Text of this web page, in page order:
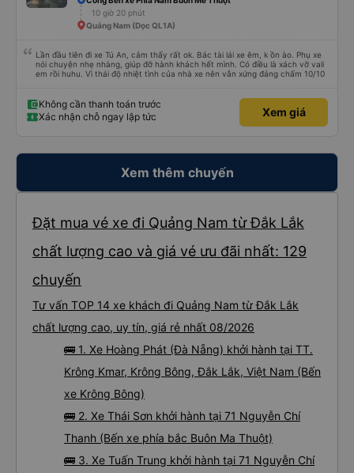
10 giờ 20 phút
Quảng Nam (Dọc QL1A)
Lần đầu tiên đi xe Tú An, cảm thấy rất ok. Bác tài lái xe êm, k ồn ào. Phụ xe
nói chuyện nhẹ nhàng, giúp đỡ hành khách hết mình. Có điều là xách vỡ vali
em rồi huhu. Vì thái độ nhiệt tình của nhà xe nên vẫn xứng đáng chấm 10/10
Không cần thanh toán trước
Xác nhận chỗ ngay lập tức
Xem giá
Xem thêm chuyến
Đặt mua vé xe đi Quảng Nam từ Đắk Lắk
chất lượng cao và giá vé ưu đãi nhất: 129
chuyến
Tư vấn TOP 14 xe khách đi Quảng Nam từ Đắk Lắk
chất lượng cao, uy tín, giá rẻ nhất 08/2026
🚌 1. Xe Hoàng Phát (Đà Nẵng) khởi hành tại TT.
Krông Kmar, Krông Bông, Đắk Lắk, Việt Nam (Bến
xe Krông Bông)
🚌 2. Xe Thái Sơn khởi hành tại 71 Nguyễn Chí
Thanh (Bến xe phía bắc Buôn Ma Thuột)
🚌 3. Xe Tuấn Trung khởi hành tại 71 Nguyễn Chí